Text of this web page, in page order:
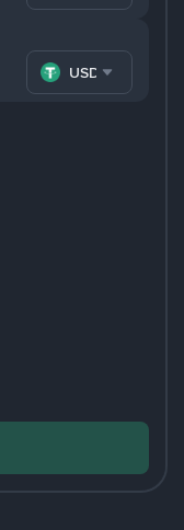
USDT